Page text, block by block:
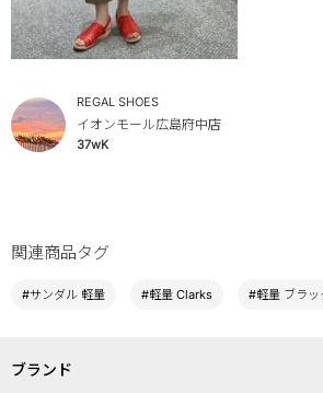
REGAL SHOES
イオンモール広島府中店
37wK
関連商品タグ
#サンダル 軽量 #軽量 Clarks #軽量 ブラッ
ブランド